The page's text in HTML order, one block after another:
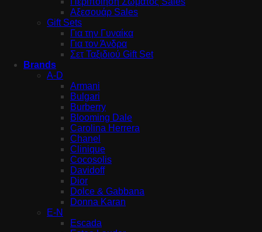
Αξεσουάρ Sales
Gift Sets
Για την Γυναίκα
Για τον Άνδρα
Σετ Ταξιδιού Gift Set
Brands
A-D
Armani
Bulgari
Burberry
Blooming Dale
Carolina Herrera
Chanel
Clinique
Cocosolis
Davidoff
Dior
Dolce & Gabbana
Donna Karan
E-N
Escada